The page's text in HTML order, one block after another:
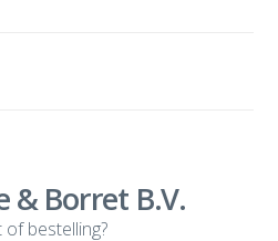
& Borret B.V.
bestelling?